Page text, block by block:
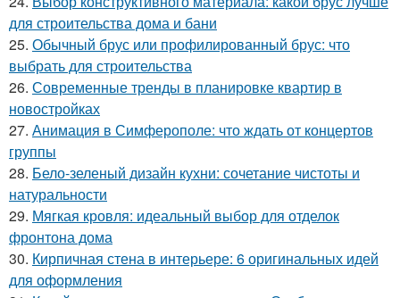
для строительства дома и бани
25. Обычный брус или профилированный брус: что
выбрать для строительства
26. Современные тренды в планировке квартир в
новостройках
27. Анимация в Симферополе: что ждать от концертов
группы
28. Бело-зеленый дизайн кухни: сочетание чистоты и
натуральности
29. Мягкая кровля: идеальный выбор для отделок
фронтона дома
30. Кирпичная стена в интерьере: 6 оригинальных идей
для оформления